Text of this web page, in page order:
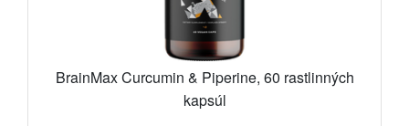
BrainMax Curcumin & Piperine, 60 rastlinných
kapsúl